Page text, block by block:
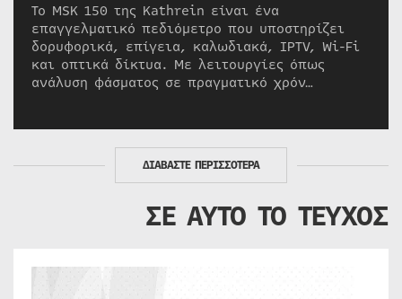
Το MSK 150 της Kathrein είναι ένα
επαγγελματικό πεδιόμετρο που υποστηρίζει
δορυφορικά, επίγεια, καλωδιακά, IPTV, Wi-Fi
και οπτικά δίκτυα. Με λειτουργίες όπως
ανάλυση φάσματος σε πραγματικό χρόν…
ΔΙΑΒΑΣΤΕ ΠΕΡΙΣΣΟΤΕΡΑ
ΣΕ ΑΥΤΟ ΤΟ ΤΕΥΧΟΣ